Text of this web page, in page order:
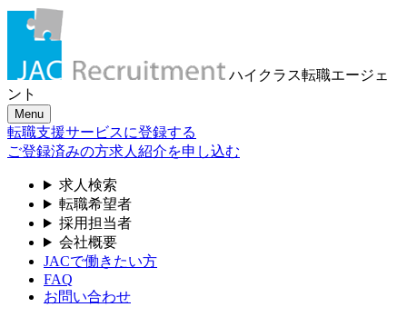
ハイクラス転職エージェ
ント
Menu
転職支援サービスに登録する
ご登録済みの方求人紹介を申し込む
求人検索
転職希望者
採用担当者
会社概要
JACで働きたい方
FAQ
お問い合わせ